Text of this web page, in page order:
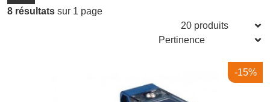
8 résultats sur 1 page
-15%